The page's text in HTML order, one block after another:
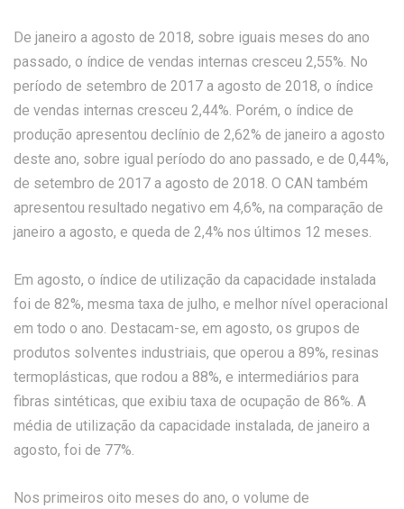
De janeiro a agosto de 2018, sobre iguais meses do ano
passado, o índice de vendas internas cresceu 2,55%. No
período de setembro de 2017 a agosto de 2018, o índice
de vendas internas cresceu 2,44%. Porém, o índice de
produção apresentou declínio de 2,62% de janeiro a agosto
deste ano, sobre igual período do ano passado, e de 0,44%,
de setembro de 2017 a agosto de 2018. O CAN também
apresentou resultado negativo em 4,6%, na comparação de
janeiro a agosto, e queda de 2,4% nos últimos 12 meses.
Em agosto, o índice de utilização da capacidade instalada
foi de 82%, mesma taxa de julho, e melhor nível operacional
em todo o ano. Destacam-se, em agosto, os grupos de
produtos solventes industriais, que operou a 89%, resinas
termoplásticas, que rodou a 88%, e intermediários para
fibras sintéticas, que exibiu taxa de ocupação de 86%. A
média de utilização da capacidade instalada, de janeiro a
agosto, foi de 77%.
Nos primeiros oito meses do ano, o volume de